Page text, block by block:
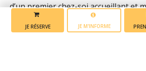
d’un premier chez-soi accueillant et
JE RÉSERVE JE M'INFORME